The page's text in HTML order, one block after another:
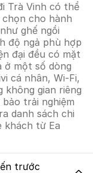
Trà Vinh có thể
cho hành
ghế ngồi
độ ngả phù hợp
đại đều có mặt
ở một số dòng
cá nhân, Wi-Fi,
không gian riêng
trải nghiệm
danh sách chi
khách từ Ea
trước